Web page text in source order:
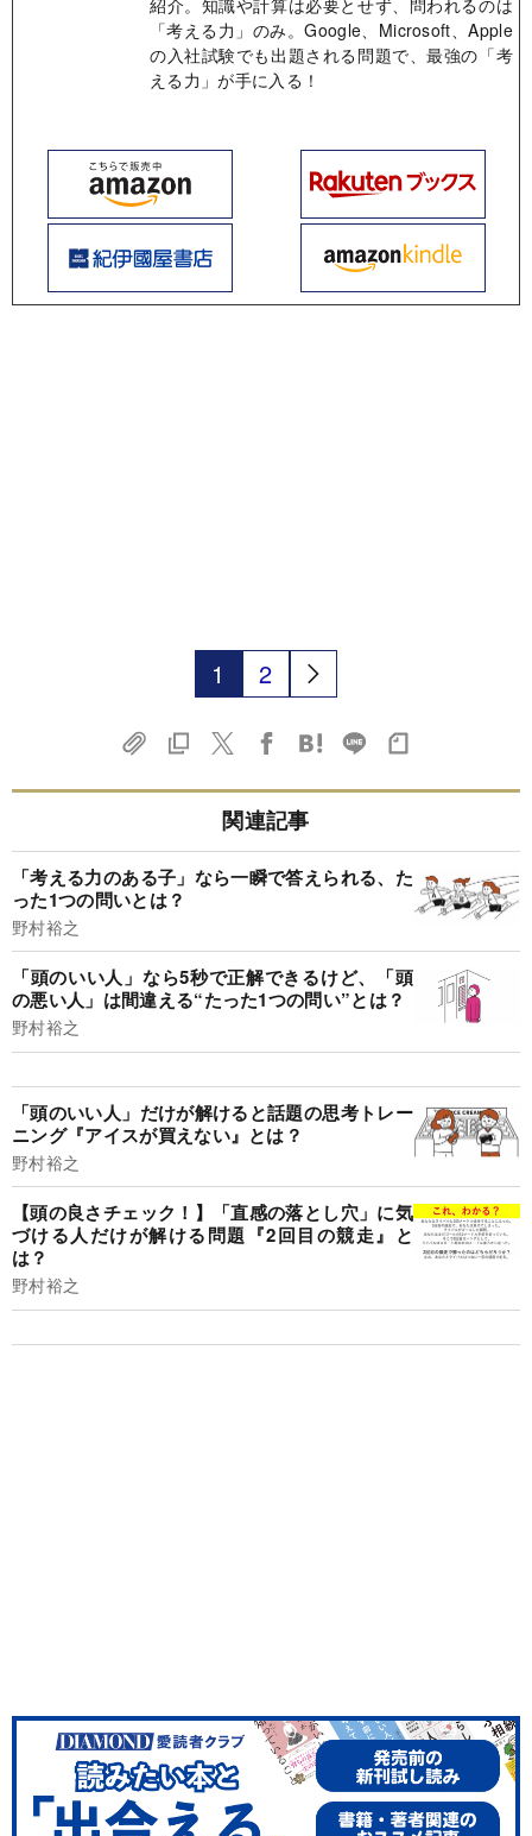
「考える力」のみ。Google、Microsoft、Apple
の入社試験でも出題される問題で、最強の「考
える力」が手に入る！
1 2
関連記事
「考える力のある子」なら一瞬で答えられる、た
った1つの問いとは？
野村裕之
「頭のいい人」なら5秒で正解できるけど、「頭
の悪い人」は間違える“たった1つの問い”とは？
野村裕之
「頭のいい人」だけが解けると話題の思考トレー
ニング『アイスが買えない』とは？
野村裕之
【頭の良さチェック！】「直感の落とし穴」に気
づける人だけが解ける問題『2回目の競走』と
は？
野村裕之